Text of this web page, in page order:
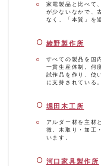
家電製品と比べて
が少ないなかで、
なく、「本質」を
綾野製作所
すべての製品を国
一貫生産体制。何
試作品を作り、使
に支持されている。
堀田木工所
アルダー材を主材
徴。木取り・加工
います。
河口家具製作所